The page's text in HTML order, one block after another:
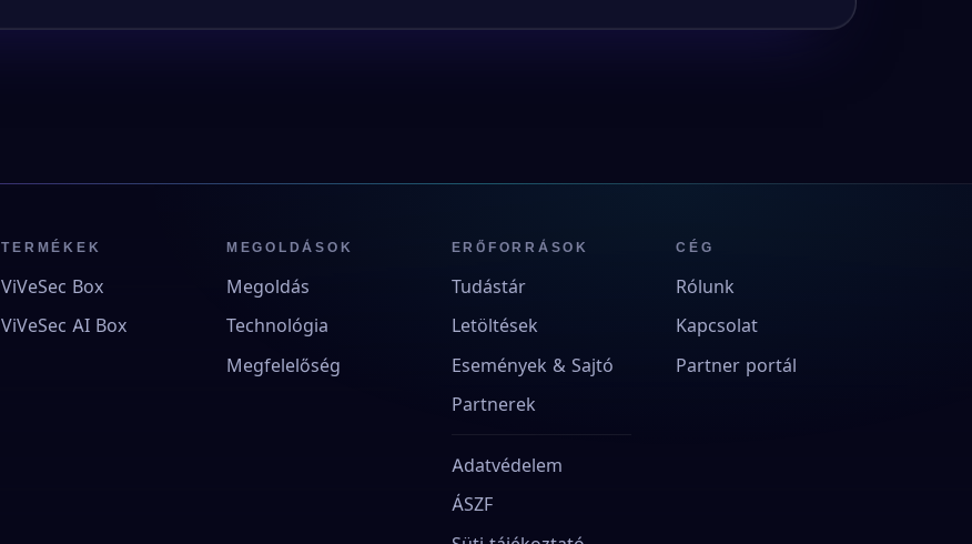
TERMÉKEK
ViVeSec Box
ViVeSec AI Box
MEGOLDÁSOK
Megoldás
Technológia
Megfelelőség
ERŐFORRÁSOK
Tudástár
Letöltések
Események & Sajtó
Partnerek
Adatvédelem
ÁSZF
CÉG
Rólunk
Kapcsolat
Partner portál